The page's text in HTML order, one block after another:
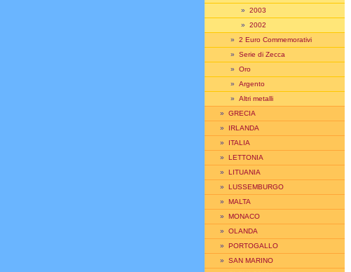
» 2003
» 2002
» 2 Euro Commemorativi
» Serie di Zecca
» Oro
» Argento
» Altri metalli
» GRECIA
» IRLANDA
» ITALIA
» LETTONIA
» LITUANIA
» LUSSEMBURGO
» MALTA
» MONACO
» OLANDA
» PORTOGALLO
» SAN MARINO